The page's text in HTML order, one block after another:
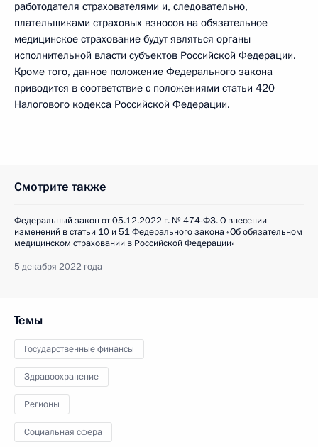
работодателя страхователями и, следовательно,
плательщиками страховых взносов на обязательное
медицинское страхование будут являться органы
исполнительной власти субъектов Российской Федерации.
Кроме того, данное положение Федерального закона
приводится в соответствие с положениями статьи 420
Налогового кодекса Российской Федерации.
Смотрите также
Федеральный закон от 05.12.2022 г. № 474-ФЗ. О внесении
изменений в статьи 10 и 51 Федерального закона «Об обязательном
медицинском страховании в Российской Федерации»
5 декабря 2022 года
Темы
Государственные финансы
Здравоохранение
Регионы
Социальная сфера